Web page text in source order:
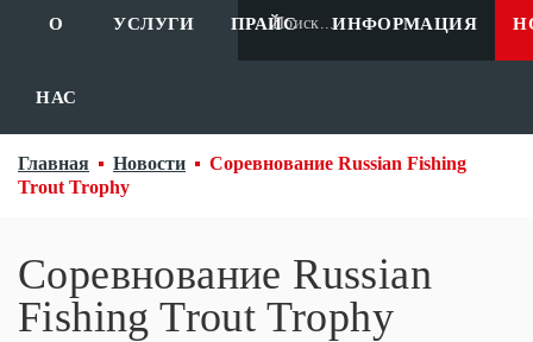
О
НАС
УСЛУГИ ПРАЙС ИНФОРМАЦИЯ
Главная Новости
Соревнование Russian Fishing
Trout Trophy
Соревнование Russian
Fishing Trout Trophy